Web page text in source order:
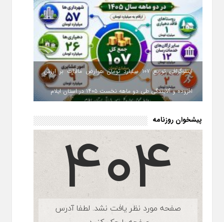
اینفوگرافی توزیع ۱۰۷ میلیارد تومان عوارض مالیات بر ارزش
افزوده و آلایندگی طی دو ماهه نخست ۱۴۰۵ در استان ایلام
پیشخوان روزنامه